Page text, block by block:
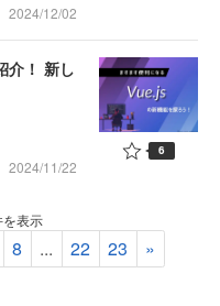
2024/12/02
介！ 新し
2024/11/22
6
表示
8 ... 22 23 »